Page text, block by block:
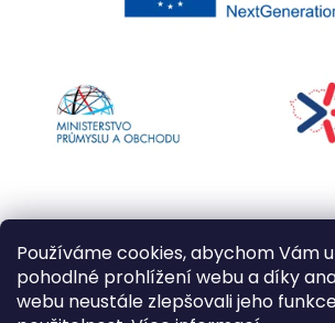
Používáme cookies, abychom Vám
pohodlné prohlížení webu a díky
webu neustále zlepšovali jeho